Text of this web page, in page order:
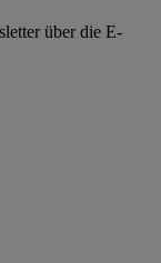
über die E-